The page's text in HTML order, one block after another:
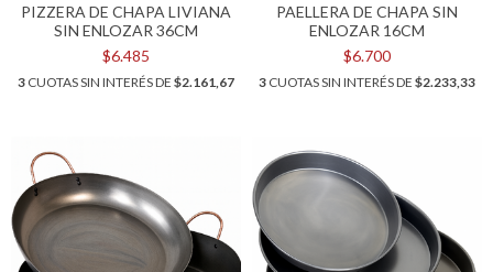
PIZZERA DE CHAPA LIVIANA
SIN ENLOZAR 36CM
$6.485
3 CUOTAS SIN INTERÉS DE $2.161,67
PAELLERA DE CHAPA SIN
ENLOZAR 16CM
$6.700
3 CUOTAS SIN INTERÉS DE $2.233,33